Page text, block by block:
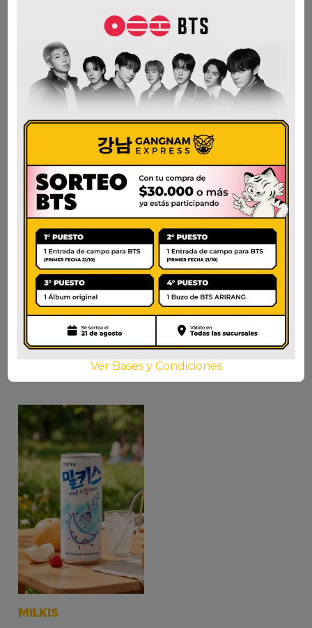
AÑADIR AL CARRITO
$2.300
WELCH’S SODA
FRUTILLA
AÑADIR AL CARRITO
MILKIS UVA 250ml.
$1.750
MILKIS
Ver Bases y Condiciones